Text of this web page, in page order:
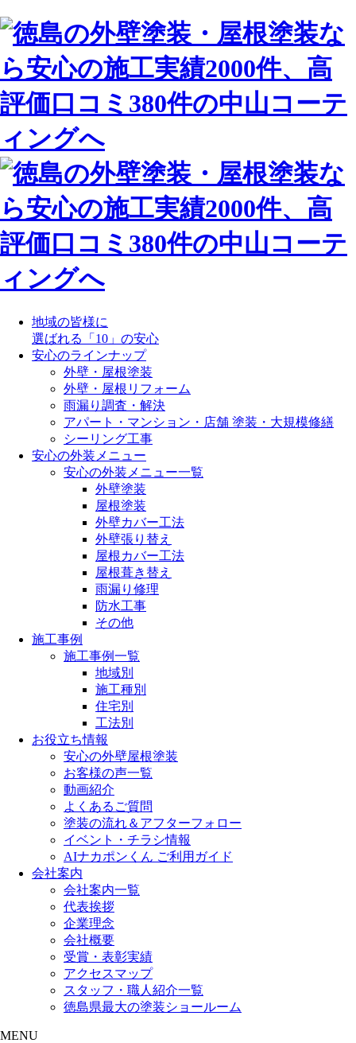
地域の皆様に
選ばれる「10」の安心
安心のラインナップ
外壁・屋根塗装
外壁・屋根リフォーム
雨漏り調査・解決
アパート・マンション・店舗 塗装・大規模修繕
シーリング工事
安心の外装メニュー
安心の外装メニュー一覧
外壁塗装
屋根塗装
外壁カバー工法
外壁張り替え
屋根カバー工法
屋根葺き替え
雨漏り修理
防水工事
その他
施工事例
施工事例一覧
地域別
施工種別
住宅別
工法別
お役立ち情報
安心の外壁屋根塗装
お客様の声一覧
動画紹介
よくあるご質問
塗装の流れ＆アフターフォロー
イベント・チラシ情報
AIナカポンくん ご利用ガイド
会社案内
会社案内一覧
代表挨拶
企業理念
会社概要
受賞・表彰実績
アクセスマップ
スタッフ・職人紹介一覧
徳島県最大の塗装ショールーム
MENU